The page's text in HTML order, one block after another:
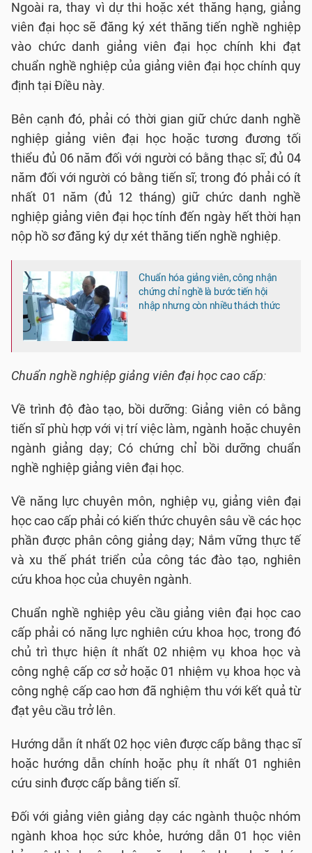
Ngoài ra, thay vì dự thi hoặc xét thăng hạng, giảng
viên đại học sẽ đăng ký xét thăng tiến nghề nghiệp
vào chức danh giảng viên đại học chính khi đạt
chuẩn nghề nghiệp của giảng viên đại học chính quy
định tại Điều này.
Bên cạnh đó, phải có thời gian giữ chức danh nghề
nghiệp giảng viên đại học hoặc tương đương tối
thiểu đủ 06 năm đối với người có bằng thạc sĩ; đủ 04
năm đối với người có bằng tiến sĩ; trong đó phải có ít
nhất 01 năm (đủ 12 tháng) giữ chức danh nghề
nghiệp giảng viên đại học tính đến ngày hết thời hạn
nộp hồ sơ đăng ký dự xét thăng tiến nghề nghiệp.
Chuẩn hóa giảng viên, công nhận
chứng chỉ nghề là bước tiến hội
nhập nhưng còn nhiều thách thức
Chuẩn nghề nghiệp giảng viên đại học cao cấp:
Về trình độ đào tạo, bồi dưỡng: Giảng viên có bằng
tiến sĩ phù hợp với vị trí việc làm, ngành hoặc chuyên
ngành giảng dạy; Có chứng chỉ bồi dưỡng chuẩn
nghề nghiệp giảng viên đại học.
Về năng lực chuyên môn, nghiệp vụ, giảng viên đại
học cao cấp phải có kiến thức chuyên sâu về các học
phần được phân công giảng dạy; Nắm vững thực tế
và xu thế phát triển của công tác đào tạo, nghiên
cứu khoa học của chuyên ngành.
Chuẩn nghề nghiệp yêu cầu giảng viên đại học cao
cấp phải có năng lực nghiên cứu khoa học, trong đó
chủ trì thực hiện ít nhất 02 nhiệm vụ khoa học và
công nghệ cấp cơ sở hoặc 01 nhiệm vụ khoa học và
công nghệ cấp cao hơn đã nghiệm thu với kết quả từ
đạt yêu cầu trở lên.
Hướng dẫn ít nhất 02 học viên được cấp bằng thạc sĩ
hoặc hướng dẫn chính hoặc phụ ít nhất 01 nghiên
cứu sinh được cấp bằng tiến sĩ.
Đối với giảng viên giảng dạy các ngành thuộc nhóm
ngành khoa học sức khỏe, hướng dẫn 01 học viên